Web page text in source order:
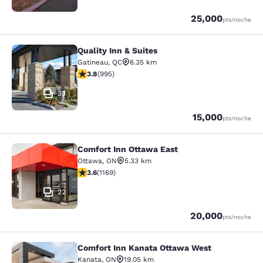
25,000pts
Puntos /noche
Quality Inn & Suites
33
Quality Inn & Suites
Gatineau, QC
6.35 km
Calificación de 3.78 estrellas. Bueno. 995 reseñas
3.8(995)
15,000pts
Puntos /noche
Comfort Inn Ottawa East
22
Comfort Inn Ottawa East
Ottawa, ON
5.33 km
Calificación de 3.56 estrellas. Bueno. 1169 reseñas
3.6(1169)
20,000pts
Puntos /noche
Comfort Inn Kanata Ottawa West
Comfort Inn Kanata Ottawa West
Kanata, ON
19.05 km